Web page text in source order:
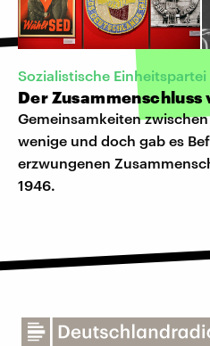
Sozialistische
Der Zusammenschluss
Gemeinsamkeiten zwischen
wenige und doch gab es
erzwungenen
1946.